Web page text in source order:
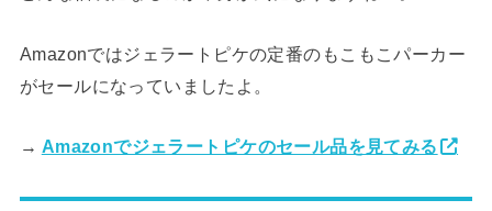
Amazonではジェラートピケの定番のもこもこパーカー
がセールになっていましたよ。
→ Amazonでジェラートピケのセール品を見てみる